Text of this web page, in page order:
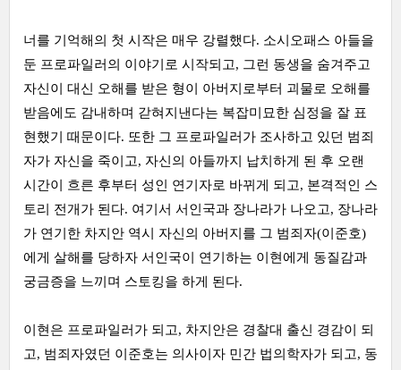
너를 기억해의 첫 시작은 매우 강렬했다. 소시오패스 아들을
둔 프로파일러의 이야기로 시작되고, 그런 동생을 숨겨주고
자신이 대신 오해를 받은 형이 아버지로부터 괴물로 오해를
받음에도 감내하며 갇혀지낸다는 복잡미묘한 심정을 잘 표
현했기 때문이다. 또한 그 프로파일러가 조사하고 있던 범죄
자가 자신을 죽이고, 자신의 아들까지 납치하게 된 후 오랜
시간이 흐른 후부터 성인 연기자로 바뀌게 되고, 본격적인 스
토리 전개가 된다. 여기서 서인국과 장나라가 나오고, 장나라
가 연기한 차지안 역시 자신의 아버지를 그 범죄자(이준호)
에게 살해를 당하자 서인국이 연기하는 이현에게 동질감과
궁금증을 느끼며 스토킹을 하게 된다.
이현은 프로파일러가 되고, 차지안은 경찰대 출신 경감이 되
고, 범죄자였던 이준호는 의사이자 민간 법의학자가 되고, 동